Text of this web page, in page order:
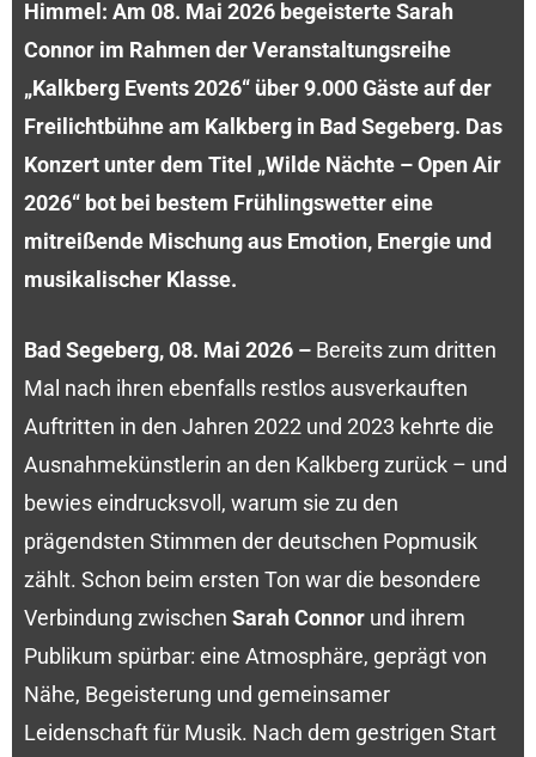
Himmel: Am 08. Mai 2026 begeisterte Sarah
Connor im Rahmen der Veranstaltungsreihe
„Kalkberg Events 2026“ über 9.000 Gäste auf der
Freilichtbühne am Kalkberg in Bad Segeberg. Das
Konzert unter dem Titel „Wilde Nächte – Open Air
2026“ bot bei bestem Frühlingswetter eine
mitreißende Mischung aus Emotion, Energie und
musikalischer Klasse.
Bad Segeberg, 08. Mai 2026 – Bereits zum dritten
Mal nach ihren ebenfalls restlos ausverkauften
Auftritten in den Jahren 2022 und 2023 kehrte die
Ausnahmekünstlerin an den Kalkberg zurück – und
bewies eindrucksvoll, warum sie zu den
prägendsten Stimmen der deutschen Popmusik
zählt. Schon beim ersten Ton war die besondere
Verbindung zwischen Sarah Connor und ihrem
Publikum spürbar: eine Atmosphäre, geprägt von
Nähe, Begeisterung und gemeinsamer
Leidenschaft für Musik. Nach dem gestrigen Start